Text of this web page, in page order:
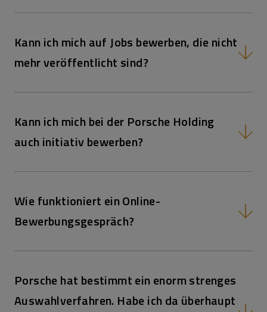
Kann ich mich auf Jobs bewerben, die nicht
mehr veröffentlicht sind?
Kann ich mich bei der Porsche Holding
auch initiativ bewerben?
Wie funktioniert ein Online-
Bewerbungsgespräch?
Porsche hat bestimmt ein enorm strenges
Auswahlverfahren. Habe ich da überhaupt